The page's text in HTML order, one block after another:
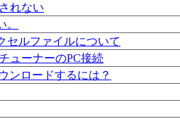
れない
セルファイルについて
ューナーのPC接続
ンロードするには？